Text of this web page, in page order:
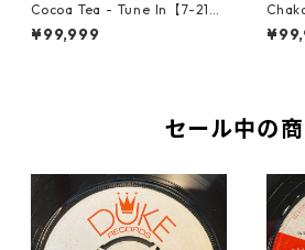
Cocoa Tea - Tune In【7-2187
2】
¥99,999
rder
セール中の